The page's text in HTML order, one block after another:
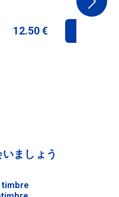
12.50 €
ましょう
timbre